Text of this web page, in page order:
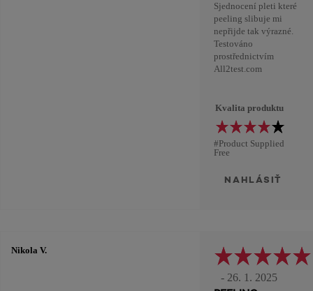
Sjednocení pleti které
peeling slibuje mi
nepřijde tak výrazné.
Testováno
prostřednictvím
All2test.com
Kvalita produktu
#Product Supplied
Free
NAHLÁSIŤ
Nikola V.
- 26. 1. 2025